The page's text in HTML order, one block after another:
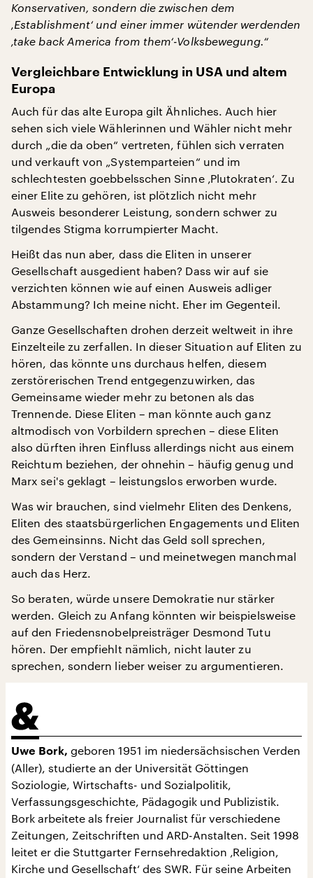
Konservativen, sondern die zwischen dem
‚Establishment‘ und einer immer wütender werdenden
‚take back America from them‘-Volksbewegung.“
Vergleichbare Entwicklung in USA und altem
Europa
Auch für das alte Europa gilt Ähnliches. Auch hier
sehen sich viele Wählerinnen und Wähler nicht mehr
durch „die da oben“ vertreten, fühlen sich verraten
und verkauft von „Systemparteien“ und im
schlechtesten goebbelsschen Sinne ‚Plutokraten‘. Zu
einer Elite zu gehören, ist plötzlich nicht mehr
Ausweis besonderer Leistung, sondern schwer zu
tilgendes Stigma korrumpierter Macht.
Heißt das nun aber, dass die Eliten in unserer
Gesellschaft ausgedient haben? Dass wir auf sie
verzichten können wie auf einen Ausweis adliger
Abstammung? Ich meine nicht. Eher im Gegenteil.
Ganze Gesellschaften drohen derzeit weltweit in ihre
Einzelteile zu zerfallen. In dieser Situation auf Eliten zu
hören, das könnte uns durchaus helfen, diesem
zerstörerischen Trend entgegenzuwirken, das
Gemeinsame wieder mehr zu betonen als das
Trennende. Diese Eliten – man könnte auch ganz
altmodisch von Vorbildern sprechen – diese Eliten
also dürften ihren Einfluss allerdings nicht aus einem
Reichtum beziehen, der ohnehin – häufig genug und
Marx sei's geklagt – leistungslos erworben wurde.
Was wir brauchen, sind vielmehr Eliten des Denkens,
Eliten des staatsbürgerlichen Engagements und Eliten
des Gemeinsinns. Nicht das Geld soll sprechen,
sondern der Verstand – und meinetwegen manchmal
auch das Herz.
So beraten, würde unsere Demokratie nur stärker
werden. Gleich zu Anfang könnten wir beispielsweise
auf den Friedensnobelpreisträger Desmond Tutu
hören. Der empfiehlt nämlich, nicht lauter zu
sprechen, sondern lieber weiser zu argumentieren.
Uwe Bork, geboren 1951 im niedersächsischen Verden
(Aller), studierte an der Universität Göttingen
Soziologie, Wirtschafts- und Sozialpolitik,
Verfassungsgeschichte, Pädagogik und Publizistik.
Bork arbeitete als freier Journalist für verschiedene
Zeitungen, Zeitschriften und ARD-Anstalten. Seit 1998
leitet er die Stuttgarter Fernsehredaktion ‚Religion,
Kirche und Gesellschaft‘ des SWR. Für seine Arbeiten